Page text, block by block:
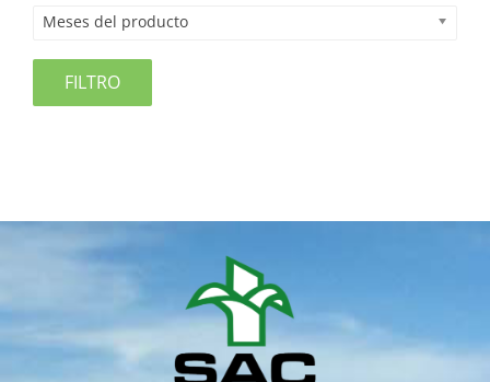
Meses del producto
FILTRO